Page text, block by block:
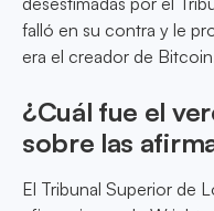
falló en su contra y le
era el creador de
¿Cuál fue el
sobre las
El Tribunal Superior de